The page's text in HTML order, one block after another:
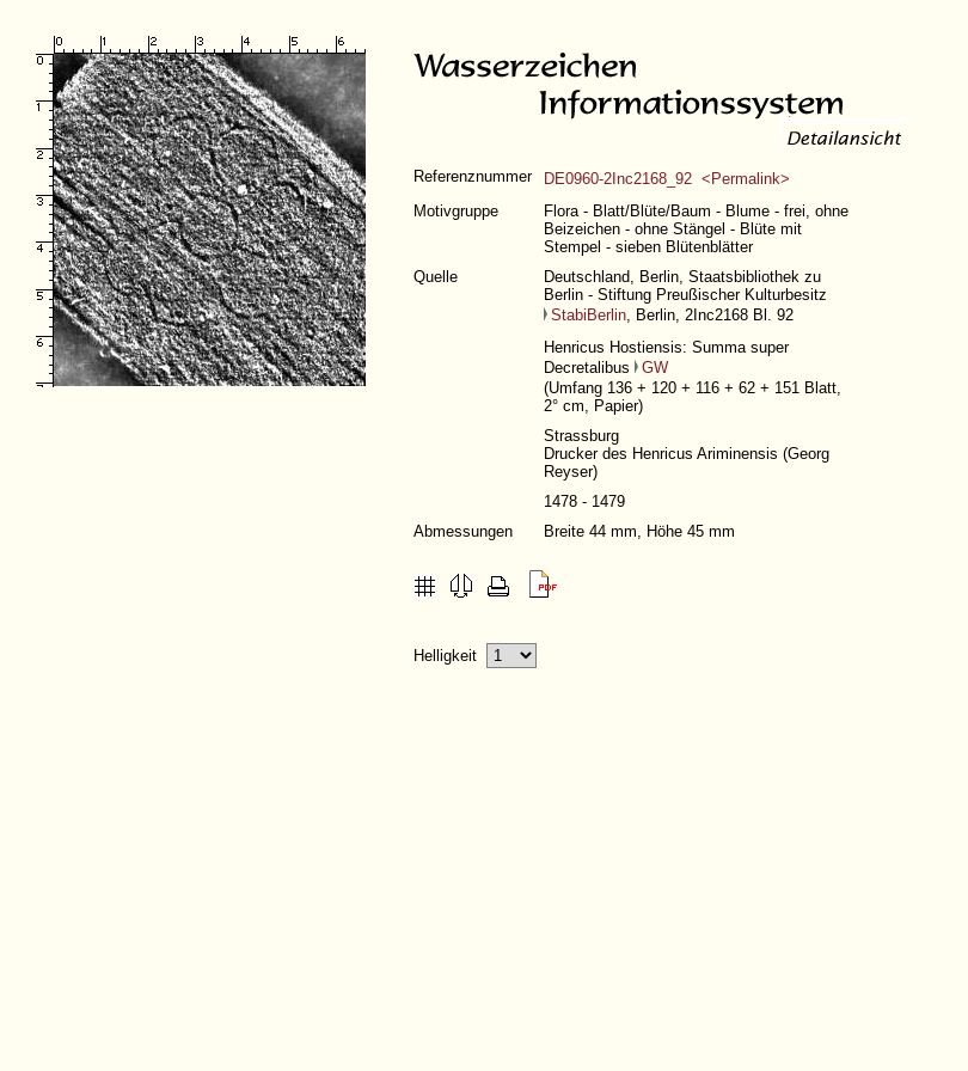
Referenznummer
DE0960-2Inc2168_92 <Permalink>
Motivgruppe
Flora - Blatt/Blüte/Baum - Blume - frei, ohne
Beizeichen - ohne Stängel - Blüte mit
Stempel - sieben Blütenblätter
Quelle
Deutschland, Berlin, Staatsbibliothek zu
Berlin - Stiftung Preußischer Kulturbesitz
StabiBerlin, Berlin, 2Inc2168 Bl. 92
Henricus Hostiensis: Summa super
Decretalibus
GW
(Umfang 136 + 120 + 116 + 62 + 151 Blatt,
2° cm, Papier)
Strassburg
Drucker des Henricus Ariminensis (Georg
Reyser)
1478 - 1479
Abmessungen
Breite 44 mm, Höhe 45 mm
Helligkeit